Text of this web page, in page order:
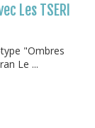
Les TSERI
"Ombres
Le ...